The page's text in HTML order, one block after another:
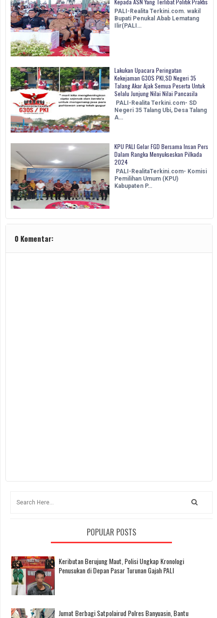
Kepada ASN Yang Terlibat Politik Praktis
PALI-Realita Terkini.com. wakil
Bupati Penukal Abab Lematang
Ilir(PALI…
Lakukan Upacara Peringatan
Kekejaman G30S PKI,SD Negeri 35
Talang Akar Ajak Semua Peserta Untuk
Selalu Junjung Nilai Nilai Pancasila
PALI-Realita Terkini.com- SD
Negeri 35 Talang Ubi, Desa Talang
A…
KPU PALI Gelar FGD Bersama Insan Pers
Dalam Rangka Menyukseskan Pilkada
2024
PALI-RealitaTerkini.com- Komisi
Pemilihan Umum (KPU)
Kabupaten P…
0 Komentar:
POPULAR POSTS
Keributan Berujung Maut, Polisi Ungkap Kronologi
Penusukan di Depan Pasar Turunan Gajah PALI
Jumat Berbagi Satpolairud Polres Banyuasin, Bantu